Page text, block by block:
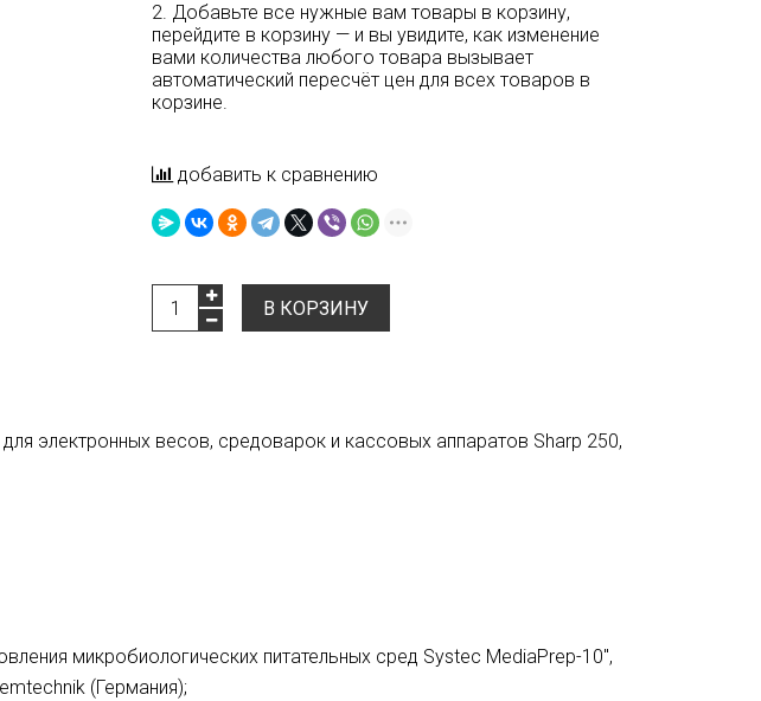
2. Добавьте все нужные вам товары в корзину,
перейдите в корзину — и вы увидите, как изменение
вами количества любого товара вызывает
автоматический пересчёт цен для всех товаров в
корзине.
добавить к сравнению
В КОРЗИНУ
электронных весов, средоварок и кассовых аппаратов Sharp 250,
микробиологических питательных сред Systec MediaPrep-10",
(Германия);